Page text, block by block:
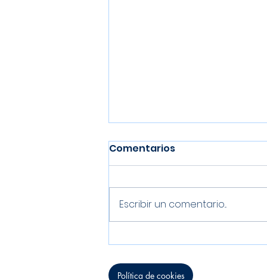
El senior femenino
Comentarios
Escribir un comentario...
Política de cookies